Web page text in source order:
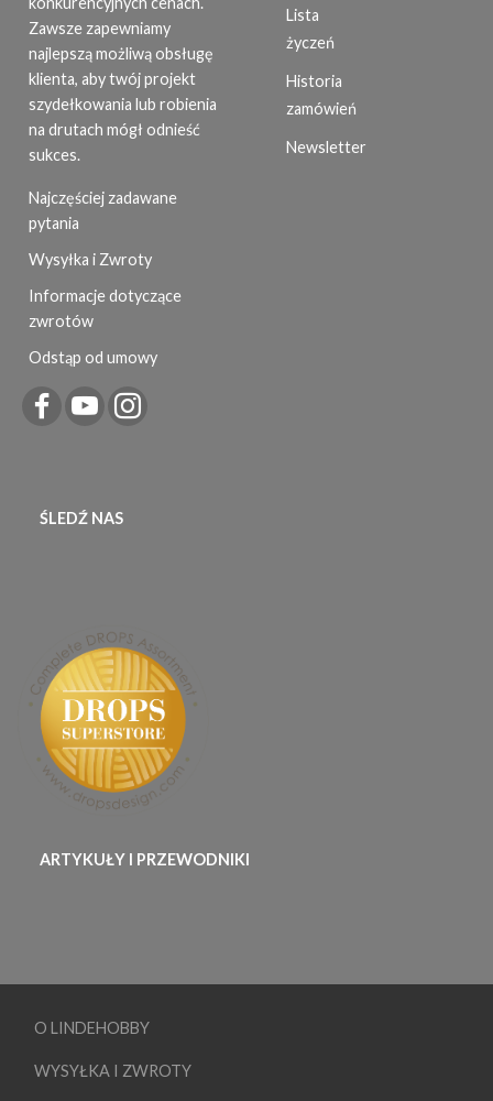
Zawsze zapewniamy
najlepszą możliwą obsługę
klienta, aby twój projekt
szydełkowania lub robienia
na drutach mógł odnieść
sukces.
Najczęściej zadawane
pytania
Wysyłka i Zwroty
Informacje dotyczące
zwrotów
Odstąp od umowy
Lista
życzeń
Historia
zamówień
Newsletter
ŚLEDŹ NAS
ARTYKUŁY I PRZEWODNIKI
O LINDEHOBBY
WYSYŁKA I ZWROTY